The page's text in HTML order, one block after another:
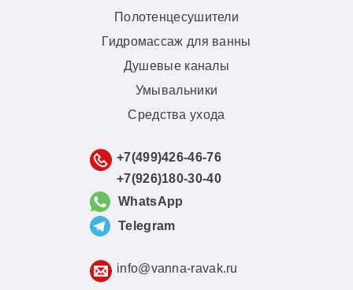
Полотенцесушители
Гидромассаж для ванны
Душевые каналы
Умывальники
Средства ухода
+7(499)426-46-76
+7(926)180-30-40
WhatsApp
Telegram
info@vanna-ravak.ru